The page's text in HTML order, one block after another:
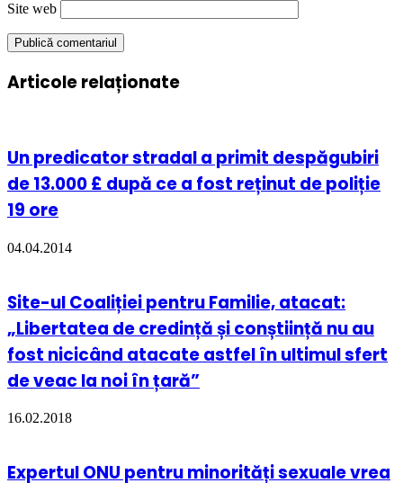
Site web
Articole relaționate
Un predicator stradal a primit despăgubiri
de 13.000 £ după ce a fost reținut de poliție
19 ore
04.04.2014
Site-ul Coaliției pentru Familie, atacat:
„Libertatea de credință și conștiință nu au
fost nicicând atacate astfel în ultimul sfert
de veac la noi în țară”
16.02.2018
Expertul ONU pentru minorități sexuale vrea